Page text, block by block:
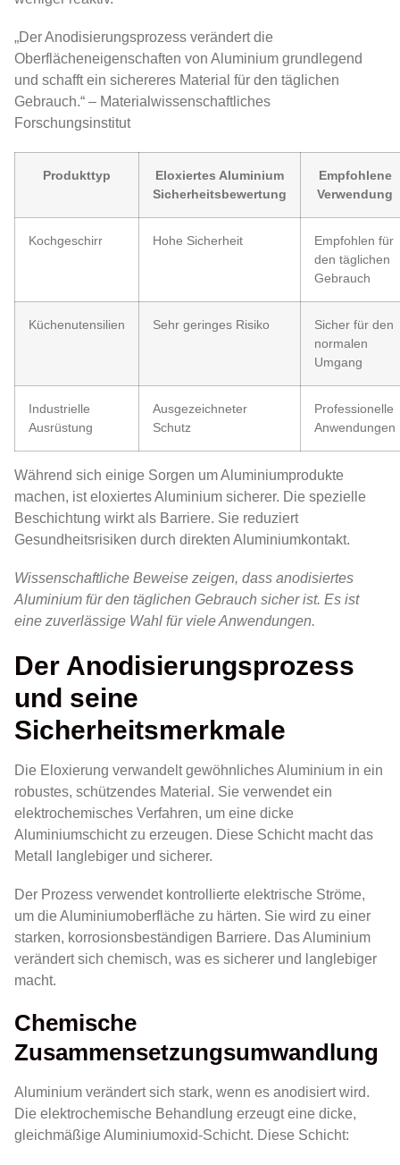
„Der Anodisierungsprozess verändert die
Oberflächeneigenschaften von Aluminium grundlegend
und schafft ein sichereres Material für den täglichen
Gebrauch.“ – Materialwissenschaftliches
Forschungsinstitut
Produkttyp
Eloxiertes Aluminium
Sicherheitsbewertung
Empfohlene
Verwendung
Kochgeschirr Hohe Sicherheit
Empfohlen für
den täglichen
Gebrauch
Küchenutensilien Sehr geringes Risiko
Sicher für den
normalen
Umgang
Industrielle
Ausrüstung
Ausgezeichneter
Schutz
Professionelle
Anwendungen
Während sich einige Sorgen um Aluminiumprodukte
machen, ist eloxiertes Aluminium sicherer. Die spezielle
Beschichtung wirkt als Barriere. Sie reduziert
Gesundheitsrisiken durch direkten Aluminiumkontakt.
Wissenschaftliche Beweise zeigen, dass anodisiertes
Aluminium für den täglichen Gebrauch sicher ist. Es ist
eine zuverlässige Wahl für viele Anwendungen.
Der Anodisierungsprozess
und seine
Sicherheitsmerkmale
Die Eloxierung verwandelt gewöhnliches Aluminium in ein
robustes, schützendes Material. Sie verwendet ein
elektrochemisches Verfahren, um eine dicke
Aluminiumschicht zu erzeugen. Diese Schicht macht das
Metall langlebiger und sicherer.
Der Prozess verwendet kontrollierte elektrische Ströme,
um die Aluminiumoberfläche zu härten. Sie wird zu einer
starken, korrosionsbeständigen Barriere. Das Aluminium
verändert sich chemisch, was es sicherer und langlebiger
macht.
Chemische
Zusammensetzungsumwandlung
Aluminium verändert sich stark, wenn es anodisiert wird.
Die elektrochemische Behandlung erzeugt eine dicke,
gleichmäßige Aluminiumoxid-Schicht. Diese Schicht: